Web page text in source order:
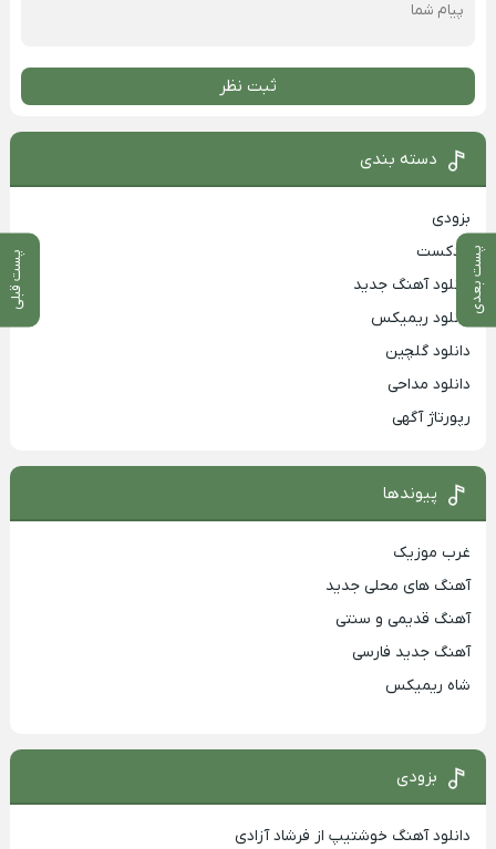
پست بعدی پست قبلی
ثبت نظر
دسته بندی
بزودی
پادکست
دانلود آهنگ جدید
دانلود ریمیکس
دانلود گلچین
دانلود مداحی
رپورتاژ آگهی
پیوندها
غرب موزیک
آهنگ های محلی جدید
آهنگ قدیمی و سنتی
آهنگ جدید فارسی
شاه ریمیکس
بزودی
دانلود آهنگ خوشتیپ از فرشاد آزادی